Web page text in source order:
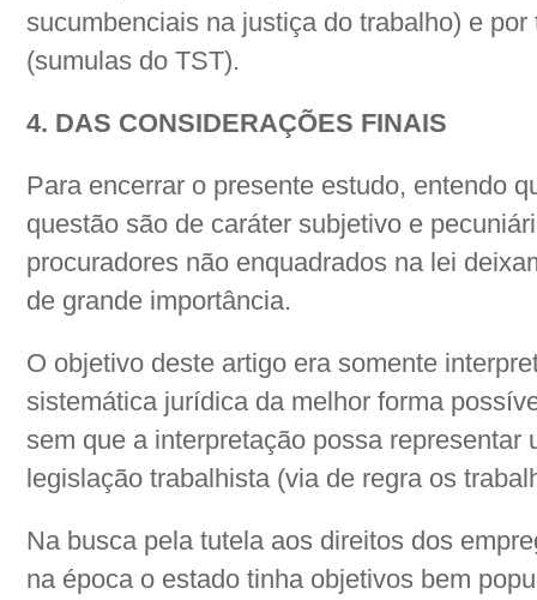
sucumbenciais na justiça do trabalho) e
(sumulas do TST).
4. DAS CONSIDERAÇÕES FINAIS
Para encerrar o presente estudo, entendo
questão são de caráter subjetivo e
procuradores não enquadrados na lei
de grande importância.
O objetivo deste artigo era somente
sistemática jurídica da melhor forma
sem que a interpretação possa representar
legislação trabalhista (via de regra os
Na busca pela tutela aos direitos dos
na época o estado tinha objetivos bem